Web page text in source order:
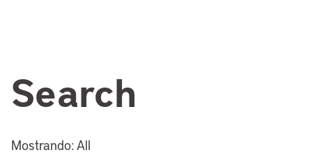
Search
Mostrando: All